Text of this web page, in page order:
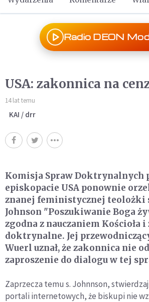
Radio DEON
USA: zakonnica na
14 lat temu
KAI / drr
Komisja Spraw Doktrynalnych
episkopacie USA ponownie
znanej feministycznej teolożki
Johnson "Poszukiwanie Boga
zgodna z nauczaniem Kościoła i
doktrynalne. Jej
Wuerl uznał, że zakonnica nie
zaproszenie do dialogu w tej
Zaprzecza temu s. Johnnson,
portali internetowych, że biskupi nie